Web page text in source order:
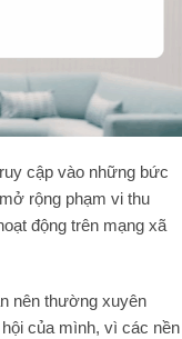
cập vào những bức
rộng phạm vi thu
động trên mạng xã
nên thường xuyên
của mình, vì các nền